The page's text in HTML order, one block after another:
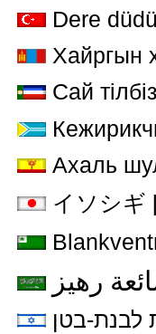
Dere
Хайргын
Сай
Ахаль
イソシギ
رهيز
לבנת-בטן